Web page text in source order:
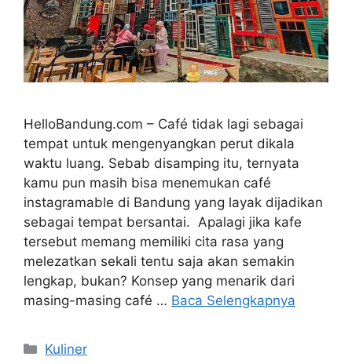
HelloBandung.com – Café tidak lagi sebagai
tempat untuk mengenyangkan perut dikala
waktu luang. Sebab disamping itu, ternyata
kamu pun masih bisa menemukan café
instagramable di Bandung yang layak dijadikan
sebagai tempat bersantai. Apalagi jika kafe
tersebut memang memiliki cita rasa yang
melezatkan sekali tentu saja akan semakin
lengkap, bukan? Konsep yang menarik dari
masing-masing café … Baca Selengkapnya
Kategori
Kuliner